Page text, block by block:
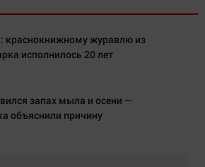
краснокнижному журавлю из
исполнилось 20 лет
запах мыла и осени —
объяснили причину